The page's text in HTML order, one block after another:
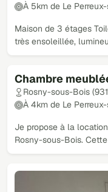
À 5km de Le
Maison de 3 étages
très ensoleillée,
Chambre
Rosny-sous-Bois
À 4km de Le
Je propose à la
Rosny-sous-Bois.